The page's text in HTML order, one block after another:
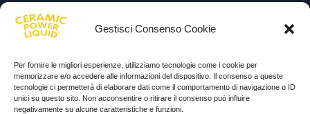
Gestisci Consenso Cookie
Per fornire le migliori esperienze, utilizziamo tecnologie come i cookie per
memorizzare e/o accedere alle informazioni del dispositivo. Il consenso a queste
tecnologie ci permetterà di elaborare dati come il comportamento di navigazione o ID
unici su questo sito. Non acconsentire o ritirare il consenso può influire
negativamente su alcune caratteristiche e funzioni.